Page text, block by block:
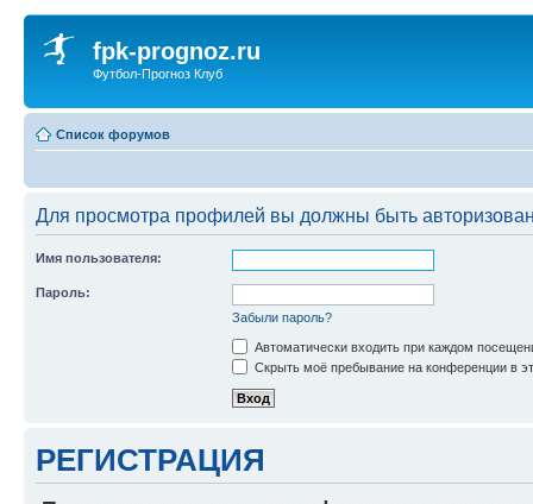
fpk-prognoz.ru
Футбол-Прогноз Клуб
Список форумов
Для просмотра профилей вы должны быть
Имя пользователя:
Пароль:
Забыли пароль?
Автоматически входить при каждом
Скрыть моё пребывание на конференции в
РЕГИСТРАЦИЯ